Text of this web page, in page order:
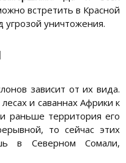
встретить в Красной
угрозой уничтожения.
зависит от их вида.
и саваннах Африки к
раньше территория его
то сейчас этих
в Северном Сомали,